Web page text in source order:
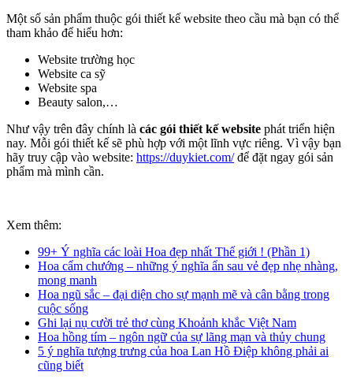
Một số sản phẩm thuộc gói thiết kế website theo cầu mà bạn có thể
tham khảo để hiểu hơn:
Website trường học
Website ca sỹ
Website spa
Beauty salon,…
Như vậy trên đây chính là các gói thiết kế website phát triển hiện
nay. Mỗi gói thiết kế sẽ phù hợp với một lĩnh vực riêng. Vì vậy bạn
hãy truy cập vào website: https://duykiet.com/để đặt ngay gói sản
phẩm mà mình cần.
Xem thêm:
99+ Ý nghĩa các loài Hoa đẹp nhất Thế giới ! (Phần 1)
Hoa cẩm chướng – những ý nghĩa ẩn sau vẻ đẹp nhẹ nhàng,
mong manh
Hoa ngũ sắc – đại diện cho sự mạnh mẽ và cân bằng trong
cuộc sống
Ghi lại nụ cười trẻ thơ cùng Khoảnh khắc Việt Nam
Hoa hồng tím – ngôn ngữ của sự lãng mạn và thủy chung
5 ý nghĩa tượng trưng của hoa Lan Hồ Điệp không phải ai
cũng biết